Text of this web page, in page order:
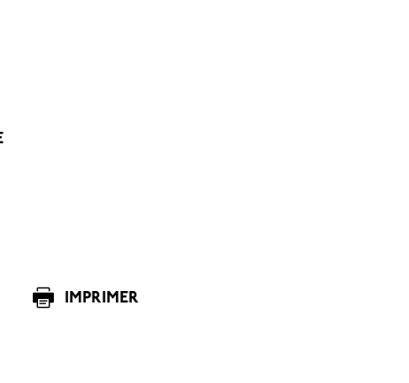
IMPRIMER